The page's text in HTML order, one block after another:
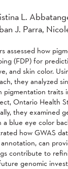
L.
J. Parra,
assessed how
(FDP) for
and skin color.
they analyzed
pigmentation traits
Ontario Health
they examined
a blue eye color
how GWAS
can
contribute to
genomic